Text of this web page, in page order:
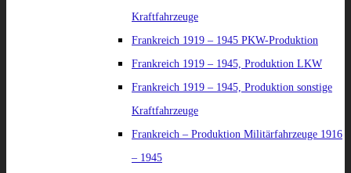
Kraftfahrzeuge
Frankreich 1919 – 1945 PKW-Produktion
Frankreich 1919 – 1945, Produktion LKW
Frankreich 1919 – 1945, Produktion sonstige
Kraftfahrzeuge
Frankreich – Produktion Militärfahrzeuge 1916
– 1945